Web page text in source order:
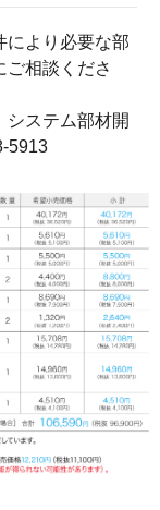
により必要な部
相談くださ
システム部材開
5913